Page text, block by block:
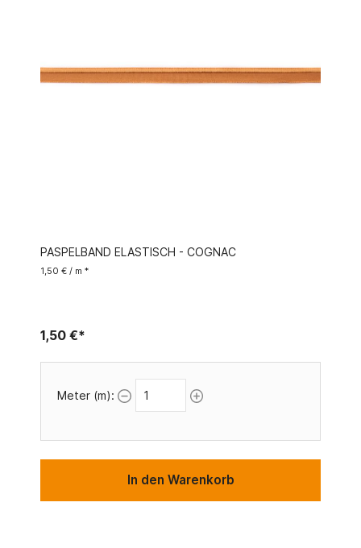
PASPELBAND ELASTISCH - COGNAC
1,50 € / m *
1,50 €*
Meter (m):
In den Warenkorb